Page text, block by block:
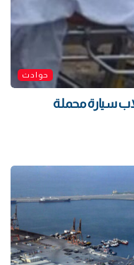
حوادث
سيارة محملة